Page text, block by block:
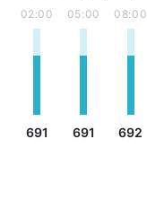
02:00
691
05:00
691
08:00
692